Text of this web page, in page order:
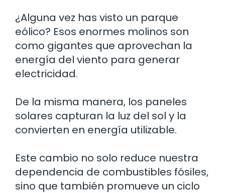
¿Alguna vez has visto un parque
eólico? Esos enormes molinos son
como gigantes que aprovechan la
energía del viento para generar
electricidad.
De la misma manera, los paneles
solares capturan la luz del sol y la
convierten en energía utilizable.
Este cambio no solo reduce nuestra
dependencia de combustibles fósiles,
sino que también promueve un ciclo